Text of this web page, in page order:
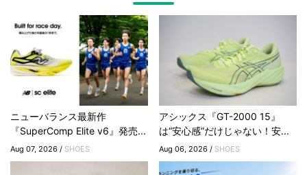
ニューバランス最新作
『SuperComp Elite v6』発売...
Aug 07, 2026 / SHOES
アシックス『GT-2000 15』
は“安心感”だけじゃない！安...
Aug 06, 2026 / SHOES